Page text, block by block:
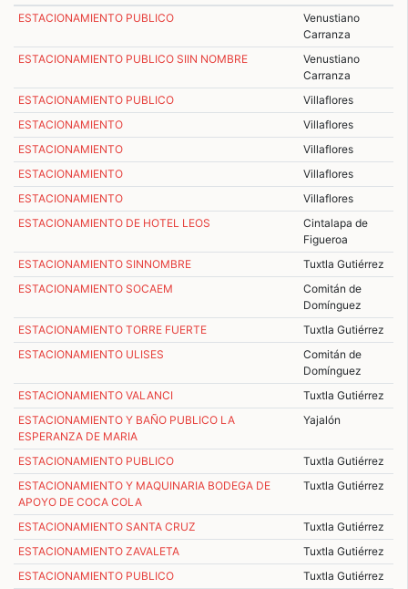
ESTACIONAMIENTO PUBLICO
Venustiano
Carranza
ESTACIONAMIENTO PUBLICO SIIN NOMBRE
Venustiano
Carranza
ESTACIONAMIENTO PUBLICO
Villaflores
ESTACIONAMIENTO
Villaflores
ESTACIONAMIENTO
Villaflores
ESTACIONAMIENTO
Villaflores
ESTACIONAMIENTO
Villaflores
ESTACIONAMIENTO DE HOTEL LEOS
Cintalapa de
Figueroa
ESTACIONAMIENTO SINNOMBRE
Tuxtla Gutiérrez
ESTACIONAMIENTO SOCAEM
Comitán de
Domínguez
ESTACIONAMIENTO TORRE FUERTE
Tuxtla Gutiérrez
ESTACIONAMIENTO ULISES
Comitán de
Domínguez
ESTACIONAMIENTO VALANCI
Tuxtla Gutiérrez
ESTACIONAMIENTO Y BAÑO PUBLICO LA
ESPERANZA DE MARIA
Yajalón
ESTACIONAMIENTO PUBLICO
Tuxtla Gutiérrez
ESTACIONAMIENTO Y MAQUINARIA BODEGA DE
APOYO DE COCA COLA
Tuxtla Gutiérrez
ESTACIONAMIENTO SANTA CRUZ
Tuxtla Gutiérrez
ESTACIONAMIENTO ZAVALETA
Tuxtla Gutiérrez
ESTACIONAMIENTO PUBLICO
Tuxtla Gutiérrez